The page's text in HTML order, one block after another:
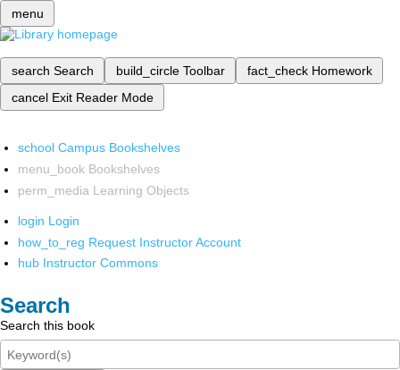
menu
search Search build_circle Toolbar fact_check Homework
cancel Exit Reader Mode
school Campus Bookshelves
menu_book Bookshelves
perm_media Learning Objects
login Login
how_to_reg Request Instructor Account
hub Instructor Commons
Search
Search this book